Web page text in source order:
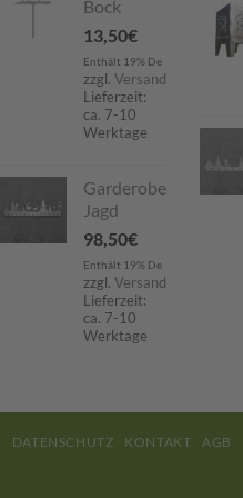
Bock
13,50€
Enthält 19% De
zzgl. Versand
Lieferzeit:
ca. 7-10
Werktage
Garderobe
Jagd
98,50€
Enthält 19% De
zzgl. Versand
Lieferzeit:
ca. 7-10
Werktage
DATENSCHUTZ KONTAKT AGB